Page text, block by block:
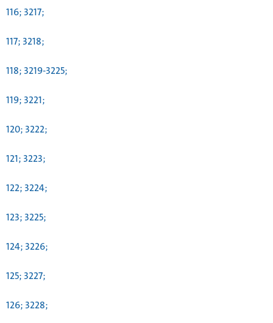
116; 3217;
117; 3218;
118; 3219-3225;
119; 3221;
120; 3222;
121; 3223;
122; 3224;
123; 3225;
124; 3226;
125; 3227;
126; 3228;